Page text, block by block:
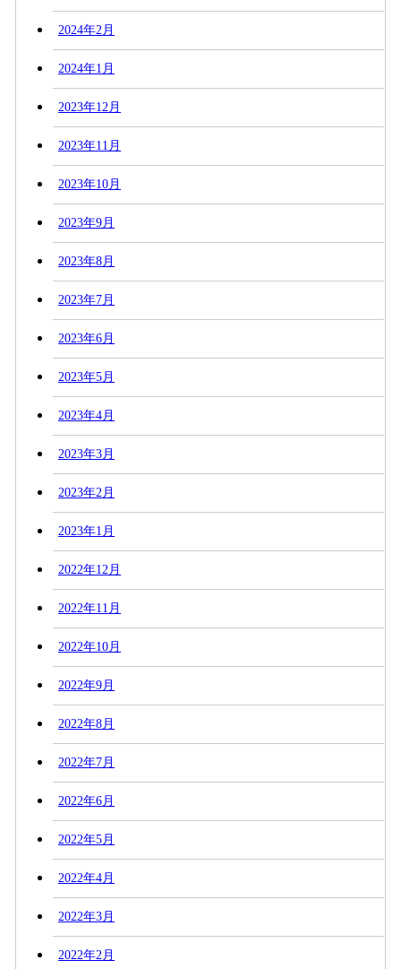
2024年2月
2024年1月
2023年12月
2023年11月
2023年10月
2023年9月
2023年8月
2023年7月
2023年6月
2023年5月
2023年4月
2023年3月
2023年2月
2023年1月
2022年12月
2022年11月
2022年10月
2022年9月
2022年8月
2022年7月
2022年6月
2022年5月
2022年4月
2022年3月
2022年2月